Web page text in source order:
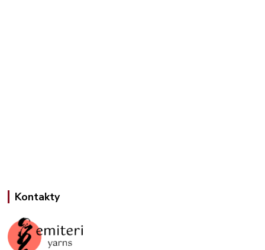
Kontakty